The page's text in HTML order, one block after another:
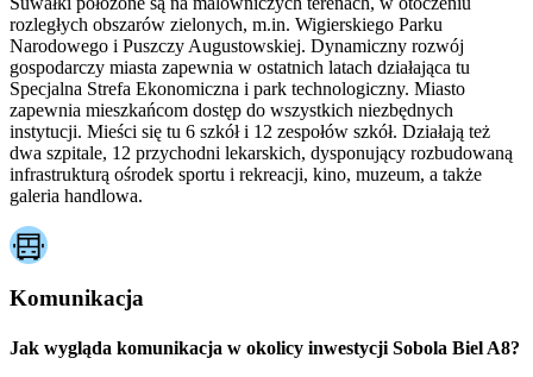
rozległych obszarów zielonych, m.in. Wigierskiego Parku
Narodowego i Puszczy Augustowskiej. Dynamiczny rozwój
gospodarczy miasta zapewnia w ostatnich latach działająca tu
Specjalna Strefa Ekonomiczna i park technologiczny. Miasto
zapewnia mieszkańcom dostęp do wszystkich niezbędnych
instytucji. Mieści się tu 6 szkół i 12 zespołów szkół. Działają też
dwa szpitale, 12 przychodni lekarskich, dysponujący rozbudowaną
infrastrukturą ośrodek sportu i rekreacji, kino, muzeum, a także
galeria handlowa.
Komunikacja
Jak wygląda komunikacja w okolicy inwestycji Sobola Biel A8?